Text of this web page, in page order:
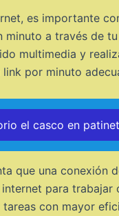
es importante
a través de
multimedia y
por minuto
el casco en
que una
para
con mayor